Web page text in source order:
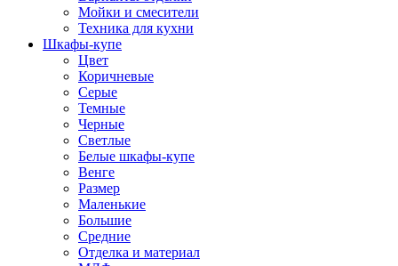
Мойки и смесители
Техника для кухни
Шкафы-купе
Цвет
Коричневые
Серые
Темные
Черные
Светлые
Белые шкафы-купе
Венге
Размер
Маленькие
Большие
Средние
Отделка и материал